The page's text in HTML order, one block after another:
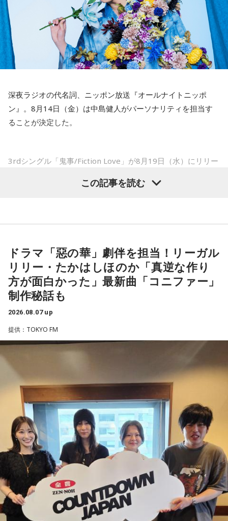
でもまだ若いですから。森保監督は“リバウンドメンタリテ
ィ”という言葉をよく使いますけど、何かうまくいかなかった
後のリアクションがすごく重要で、今後そこを塩貝選手は試
されるのかなと思いますし、その期待に応えるだけのものを
持っている選手だと思いますから、良いエネルギーに変えて
もらいたいなと思います。
----------------------------------------------------
この日の放送をradikoタイムフリーで聴く
※放送エリア外の方は、プレミアム会員の登録でご利用いた
だけます。
＜番組概要＞
番組名：SPORTS BEAT supported by TOYOTA
放送日時：毎週土曜 10:00～10:50
パーソナリティ：藤木直人、高見侑里
ですが、3月9日に手術をさせていただいた。痛いままプレー
をしていても成績も上がらないですし、自分としても不安を
抱えながらプレーをするのは嫌だったので、できるだけ早く
手術をして、早く復帰ができるようにというので決断しまし
た」
――以前から痛みはあったのでしょうか？
山田「痛みがない範囲でできていたのですが、痛みの場所が
動いてしまって、数ミリでも痛みの場所が動くだけで痛みが
変わってくるので」
――実戦復帰まで4ヶ月という診断のもと、ファームで最初に
ラーが出たり、身体との感覚がつながりずらかったりするな
かで、本当にトレーナーさんのおかげでうまくやっていただ
きました」
――石垣島で自主トレをともにした後輩である篠原響投手の
活躍をどうご覧になられましたか？
山田「球速がすごくて、僕も追いつけるように頑張ります」
2試合に登板してみていかがですか？
山田「自分の持ち味が出せて抑えられることができたので、
そこは1番よかったのかなと思います。試合で投げる、野球が
できる感謝というのも再び感じることができましたし、野球
が楽しかったですね」
――今シーズンの登板はまだ2試合ですが、ヒットを1本も打
たれていないです。
山田「そうなんですか？ 何の意識もしていないです（笑）。
1イニングを無失点で抑える。どれだけピンチを作っても無失
点で抑えるというのが中継ぎの仕事なので、それができたと
深夜ラジオの代名詞、ニッポン放送『オールナイトニッポ
ン』。8月14日（金）は中島健人がパーソナリティを担当す
ることが決定した。
3rdシングル「鬼事/Fiction Love」が8月19日（水）にリリー
ティを初めて担当する。番組では、新曲「鬼事/Fiction
盛りだくさんの内容でお届けする一夜限りの特別番組『中島
健人のオールナイトニッポン』は8月14日(金)25時からニッポ
ン放送をキーステーションに全国ネットで放送。
◎メールテーマ『鬼事』
TVアニメ『逃げ上手の若君』第2期オープニングテーマ「鬼
事」。中島健人はこの「鬼事」を「日々のイラッとした出来
事」や「心がザワザワした、モヤモヤした事」を表す言葉と
してカジュアルに使っています。そんな、あなたの周りで起
きた「鬼事」を教えてください。
中島健人が、どう立ち回ればよかったのか手を差し伸べま
す。
※ メールの件名は「鬼事」でお願いします。
◎コーナー『人生アイズ相談ドラゴン』
「仕事場の上司、良い人なんだけどここが好きになれなく
この記事を読む
ドラマ「惡の華」劇伴を担当！リーガル
リリー・たかはしほのか「真逆な作り
方が面白かった」最新曲「コニファー」
制作秘話も
2026.08.07 up
提供：TOKYO FM